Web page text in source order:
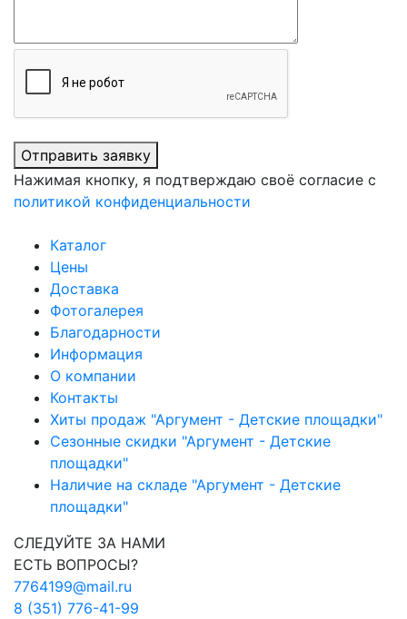
Отправить заявку
Нажимая кнопку, я подтверждаю своё согласие с
политикой конфиденциальности
Каталог
Цены
Доставка
Фотогалерея
Благодарности
Информация
О компании
Контакты
Хиты продаж "Аргумент - Детские площадки"
Сезонные скидки "Аргумент - Детские
площадки"
Наличие на складе "Аргумент - Детские
площадки"
СЛЕДУЙТЕ ЗА НАМИ
ЕСТЬ ВОПРОСЫ?
7764199@mail.ru
8 (351) 776-41-99